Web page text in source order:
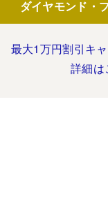
ダイヤモンド・
最大1万円割引キ
詳細は